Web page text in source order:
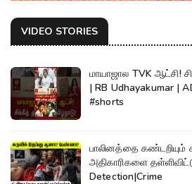
VIDEO STORIES
மாயாஜால TVK ஆட்சி!
| RB Udhayakumar |
#shorts
பாலினத்தை கண்டறியும்
அதிகாரிகளை
Detection|Crime